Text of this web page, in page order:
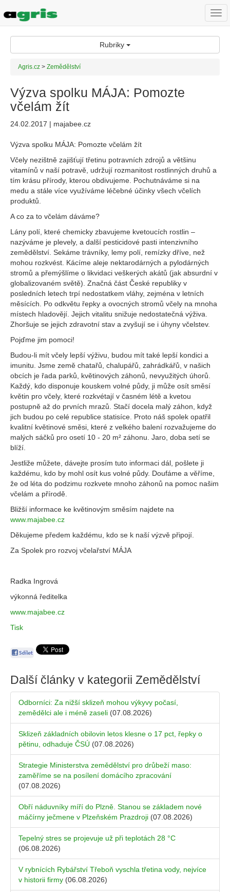
Rubriky
Agris.cz > Zemědělství
Výzva spolku MÁJA: Pomozte
včelám žít
24.02.2017 | majabee.cz
Výzva spolku MÁJA: Pomozte včelám žít
Včely nezištně zajišťují třetinu potravních zdrojů a většinu
vitamínů v naší potravě, udržují rozmanitost rostlinných druhů a
tím krásu přírody, kterou obdivujeme. Pochutnáváme si na
medu a stále více využíváme léčebné účinky všech včelích
produktů.
A co za to včelám dáváme?
Lány polí, které chemicky zbavujeme kvetoucích rostlin –
nazýváme je plevely, a další pesticidové pasti intenzivního
zemědělství. Sekáme trávníky, lemy polí, remízky dříve, než
mohou rozkvést. Kácíme aleje nektarodárných a pylodárných
stromů a přemýšlíme o likvidaci veškerých akátů (jak absurdní v
globalizovaném světě). Značná část České republiky v
posledních letech trpí nedostatkem vláhy, zejména v letních
měsících. Po odkvětu řepky a ovocných stromů včely na mnoha
místech hladovějí. Jejich vitalitu snižuje nedostatečná výživa.
Zhoršuje se jejich zdravotní stav a zvyšují se i úhyny včelstev.
Pojďme jim pomoci!
Budou-li mít včely lepší výživu, budou mít také lepší kondici a
imunitu. Jsme země chatařů, chalupářů, zahrádkářů, v našich
obcích je řada parků, květinových záhonů, nevyužitých úhorů.
Každý, kdo disponuje kouskem volné půdy, ji může osít směsí
květin pro včely, které rozkvétají v časném létě a kvetou
postupně až do prvních mrazů. Stačí docela malý záhon, když
jich budou po celé republice statisíce. Proto náš spolek opatřil
kvalitní květinové směsi, které z velkého balení rozvažujeme do
malých sáčků pro osetí 10 - 20 m² záhonu. Jaro, doba setí se
blíží.
Jestliže můžete, dávejte prosím tuto informaci dál, pošlete ji
každému, kdo by mohl osít kus volné půdy. Doufáme a věříme,
že od léta do podzimu rozkvete mnoho záhonů na pomoc našim
včelám a přírodě.
Bližší informace ke květinovým směsím najdete na
www.majabee.cz
Děkujeme předem každému, kdo se k naší výzvě připojí.
Za Spolek pro rozvoj včelařství MÁJA
Radka Ingrová
výkonná ředitelka
www.majabee.cz
Tisk
Další články v kategorii Zemědělství
Odborníci: Za nižší sklizeň mohou výkyvy počasí,
zemědělci ale i méně zaseli (07.08.2026)
Sklizeň základních obilovin letos klesne o 17 pct, řepky o
pětinu, odhaduje ČSÚ (07.08.2026)
Strategie Ministerstva zemědělství pro drůbeží maso:
zaměříme se na posílení domácího zpracování
(07.08.2026)
Obří náduvníky míří do Plzně. Stanou se základem nové
máčírny ječmene v Plzeňském Prazdroji (07.08.2026)
Tepelný stres se projevuje už při teplotách 28 °C
(06.08.2026)
V rybnících Rybářství Třeboň vyschla třetina vody, nejvíce
v historii firmy (06.08.2026)